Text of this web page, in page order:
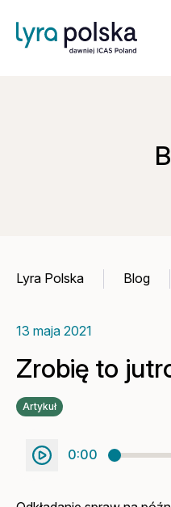
Lyra Polska Blog
13 maja 2021
Zrobię to
Artykuł
0:00